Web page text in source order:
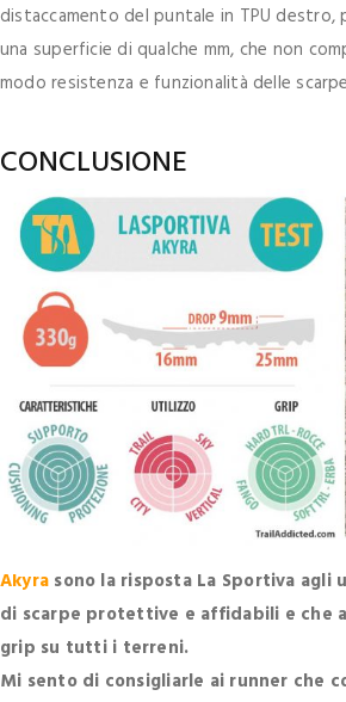
distaccamento del puntale in TPU
una superficie di qualche mm, che non
modo resistenza e funzionalità delle
CONCLUSIONE
Akyra sono la risposta La Sportiva agli
di scarpe protettive e affidabili e che
grip su tutti i terreni.
Mi sento di consigliarle ai runner che